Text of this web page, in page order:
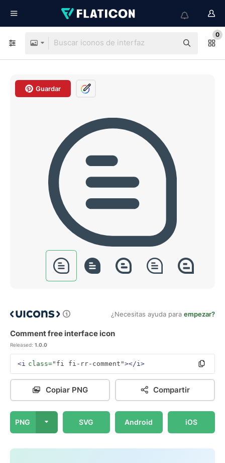
0
Guardar
¿Necesitas ayuda para empezar?
Comment free interface icon
Released: 1.0.0
<i class="fi fi-rr-comment"></i>
Copiar PNG Compartir
PNG SVG Android iOS